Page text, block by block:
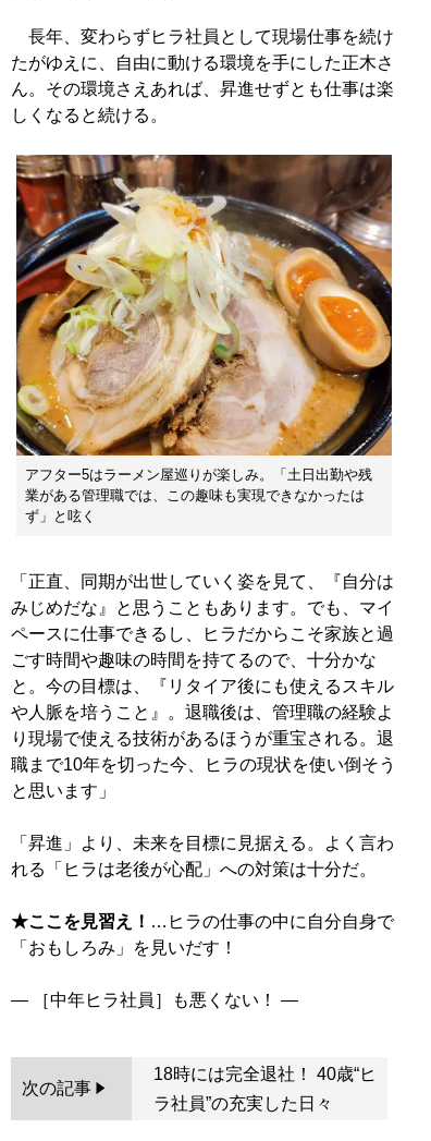
長年、変わらずヒラ社員として現場仕事を続け
たがゆえに、自由に動ける環境を手にした正木さ
ん。その環境さえあれば、昇進せずとも仕事は楽
しくなると続ける。
アフター5はラーメン屋巡りが楽しみ。「土日出勤や残
業がある管理職では、この趣味も実現できなかったは
ず」と呟く
「正直、同期が出世していく姿を見て、『自分は
みじめだな』と思うこともあります。でも、マイ
ペースに仕事できるし、ヒラだからこそ家族と過
ごす時間や趣味の時間を持てるので、十分かな
と。今の目標は、『リタイア後にも使えるスキル
や人脈を培うこと』。退職後は、管理職の経験よ
り現場で使える技術があるほうが重宝される。退
職まで10年を切った今、ヒラの現状を使い倒そう
と思います」
「昇進」より、未来を目標に見据える。よく言わ
れる「ヒラは老後が心配」への対策は十分だ。
★ここを見習え！ …ヒラの仕事の中に自分自身で
「おもしろみ」を見いだす！
次の記事
18時には完全退社！ 40歳“ヒ
ラ社員”の充実した日々